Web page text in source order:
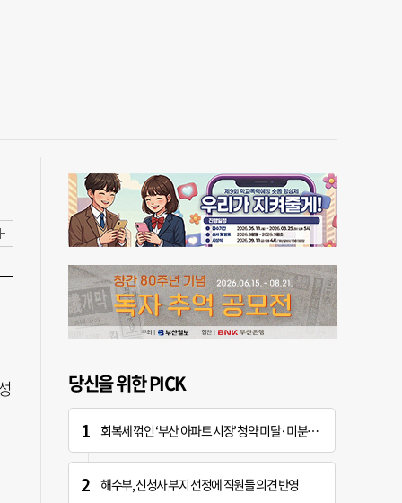
당신을 위한 PICK
회복세 꺾인 ‘부산 아파트 시장’ 청약 미달·미분양 심화
해수부, 신청사 부지 선정에 직원들 의견 반영